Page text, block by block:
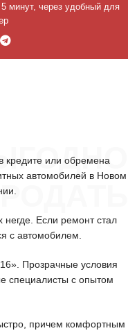
минут, через удобный для
кредите или обремена
автомобилей в Новом
негде. Если ремонт стал
с автомобилем.
Прозрачные условия
специалисты с опытом
причем комфортным